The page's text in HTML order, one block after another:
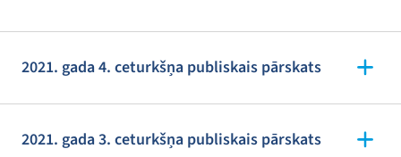
2021. gada 4. ceturkšņa publiskais pārskats
2021. gada 3. ceturkšņa publiskais pārskats